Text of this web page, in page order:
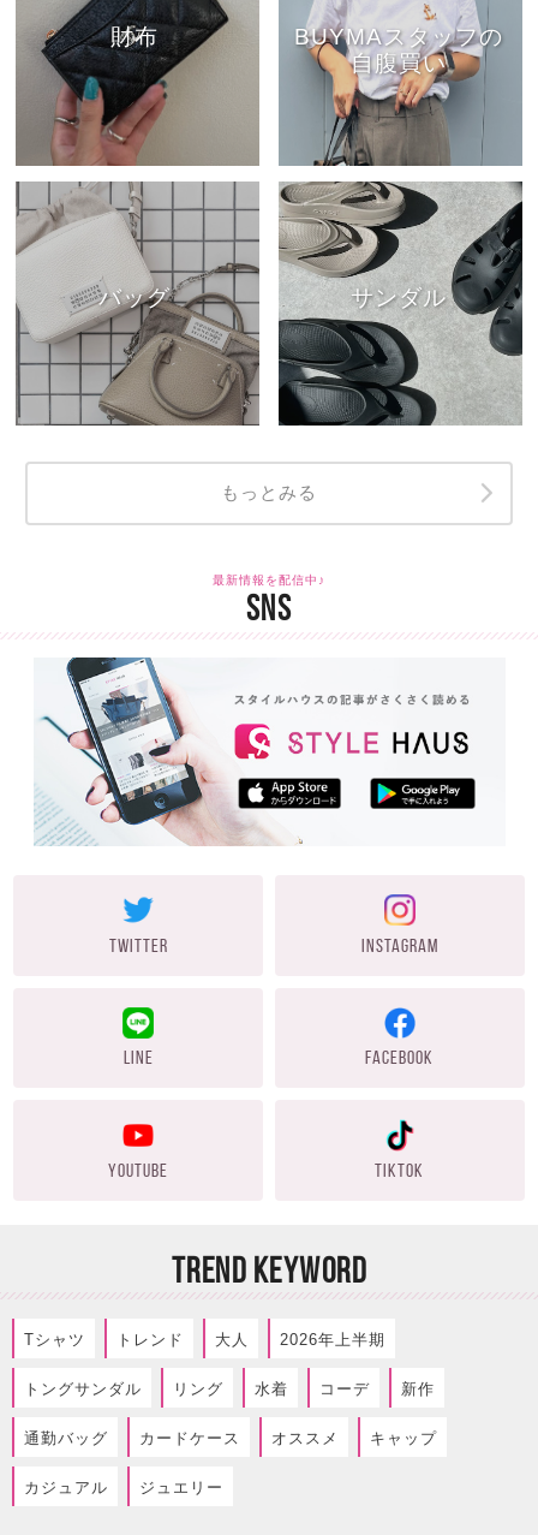
財布
BUYMAスタッフの
自腹買い
バッグ サンダル
もっとみる
最新情報を配信中♪
SNS
TWITTER INSTAGRAM
LINE FACEBOOK
YOUTUBE TIKTOK
TREND KEYWORD
Tシャツ トレンド 大人 2026年上半期
トングサンダル リング 水着 コーデ 新作
通勤バッグ カードケース オススメ キャップ
カジュアル ジュエリー